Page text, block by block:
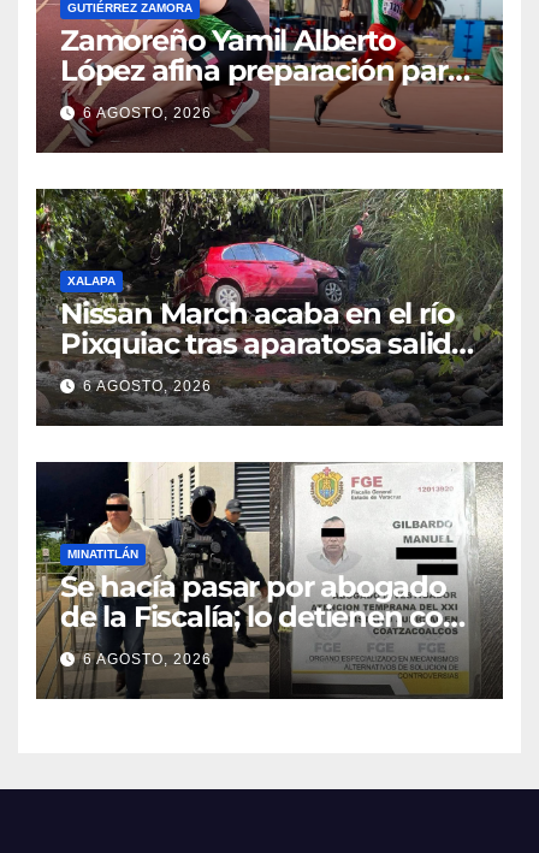
GUTIÉRREZ ZAMORA
Zamoreño Yamil Alberto
López afina preparación para
participar en el Mundial
Máster de Atletismo en Corea
del Sur
6 AGOSTO, 2026
XALAPA
Nissan March acaba en el río
Pixquiac tras aparatosa salida
de camino en la carretera
Briones
6 AGOSTO, 2026
MINATITLÁN
Se hacía pasar por abogado
de la Fiscalía; lo detienen con
camioneta robada en
Minatitlán
6 AGOSTO, 2026